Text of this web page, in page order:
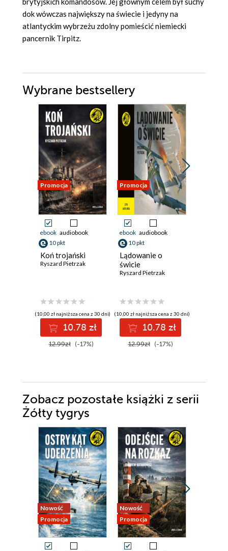
dok wówczas największy na świecie i jedyny na
atlantyckim wybrzeżu zdolny pomieścić niemiecki
pancernik Tirpitz.
Wybrane bestsellery
Promocja
ebook audiobook
10 pkt
Koń trojański
Ryszard Pietrzak
(10,00 zł najniższa cena z 30 dni)
10.78 zł
12.99zł (-17%)
Promocja
ebook audiobook
10 pkt
Lądowanie o
świcie
Ryszard Pietrzak
(10,00 zł najniższa cena z 30 dni)
10.78 zł
12.99zł (-17%)
Zobacz pozostałe książki z serii
Żółty tygrys
Nowość
Promocja
Nowość
Promocja